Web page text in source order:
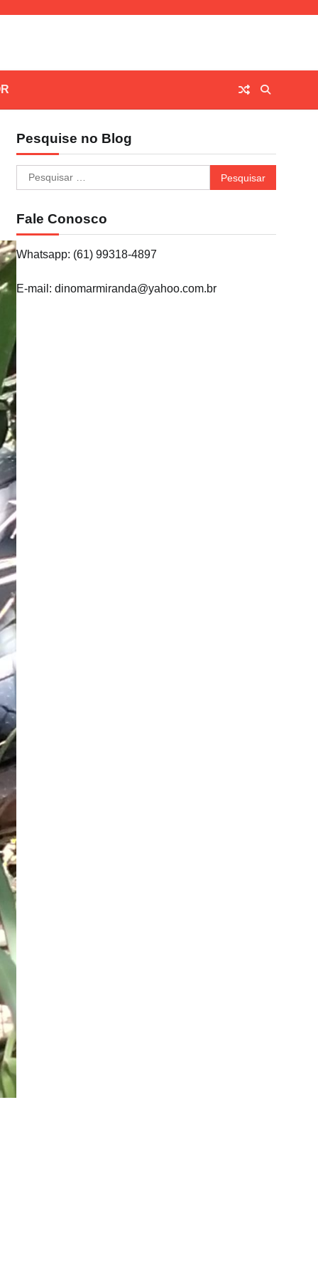
Pesquise no Blog
Pesquisar
por:
Fale Conosco
Whatsapp: (61) 99318-4897
E-mail: dinomarmiranda@yahoo.com.br